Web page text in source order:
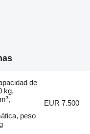
de
kg,
peso
EUR 7.500